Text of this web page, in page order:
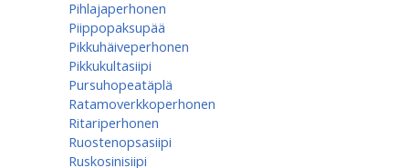
Pihlajaperhonen
Piippopaksupää
Pikkuhäiveperhonen
Pikkukultasiipi
Pursuhopeatäplä
Ratamoverkkoperhonen
Ritariperhonen
Ruostenopsasiipi
Ruskosinisiipi